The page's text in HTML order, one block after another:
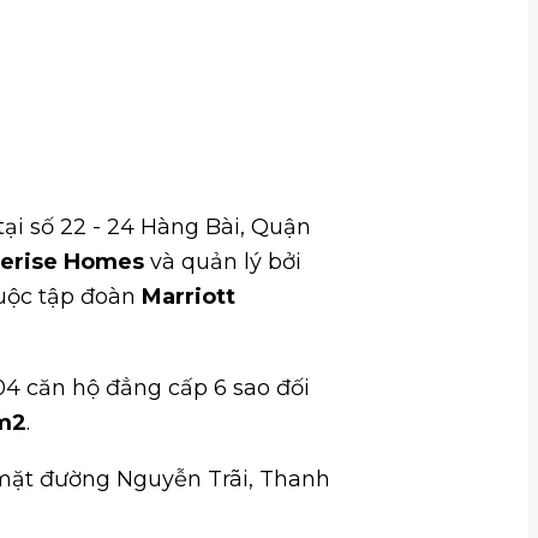
số 22 - 24 Hàng Bài, Quận
Homes và quản lý bởi
tập đoàn Marriott
căn hộ đẳng cấp 6 sao đối
.
đường Nguyễn Trãi, Thanh